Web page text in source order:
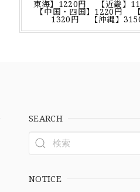
東海】1220円 【近畿】
【中国・四国】1220円 【
1320円 【沖縄】
SEARCH
NOTICE